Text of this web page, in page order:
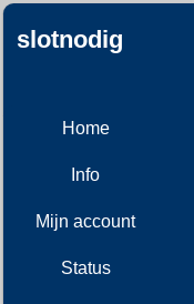
slotnodig
Home
Info
Mijn account
Status